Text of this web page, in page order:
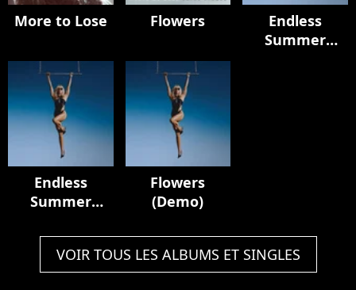
More to Lose Flowers
Endless
Summer
Endless
Summer
Flowers
(Demo)
VOIR TOUS LES ALBUMS ET SINGLES